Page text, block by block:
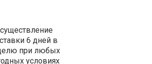
6 дней в
при любых
условиях